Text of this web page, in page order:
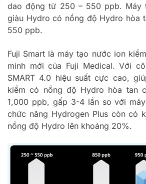
dao động từ 250 – 550 ppb. Máy
giàu Hydro có nồng độ Hydro hòa
550 ppb.
Fuji Smart là máy tạo nước ion
minh mới của Fuji Medical. Với
SMART 4.0 hiệu suất cực cao,
kiềm có nồng độ Hydro hòa tan
1,000 ppb, gấp 3-4 lần so với
chức năng Hydrogen Plus còn có
nồng độ Hydro lên khoảng 20%.